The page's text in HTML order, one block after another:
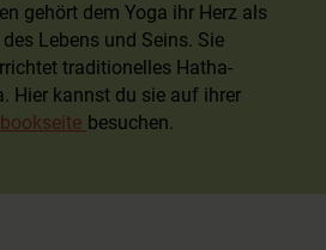
gehört dem Yoga ihr Herz als
des Lebens und Seins. Sie
traditionelles Hatha-
Hier kannst du sie auf ihrer
besuchen.